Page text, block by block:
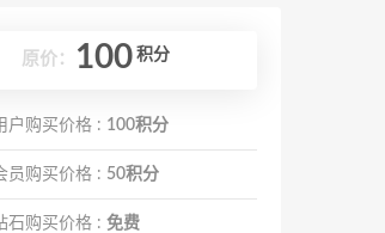
原价： 100 积分
户购买价格 : 100积分
员购买价格 : 50积分
石购买价格 : 免费